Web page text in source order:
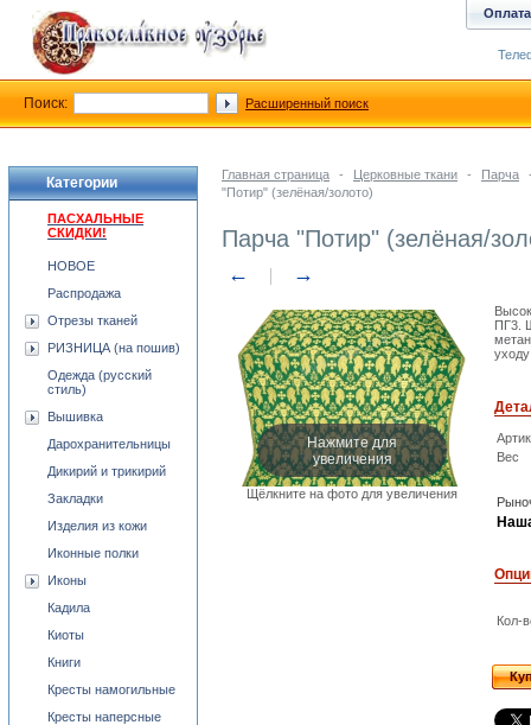
Главная страница - Церковные ткани - Парча
"Потир" (зелёная/золото)
Парча "Потир" (зелёная/
← →
Нажмите для
увеличения
Щёлкните на фото для увеличения
ПГ3.
Вес
Кол-
Категории
ПАСХАЛЬНЫЕ
СКИДКИ!
НОВОЕ
Распродажа
Отрезы тканей
РИЗНИЦА (на пошив)
Одежда (русский
стиль)
Вышивка
Дарохранительницы
Дикирий и трикирий
Закладки
Изделия из кожи
Иконные полки
Иконы
Кадила
Киоты
Книги
Кресты намогильные
Кресты наперсные
Оплата
Поиск: Расширенный поиск